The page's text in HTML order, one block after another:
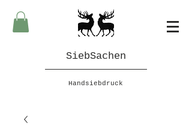
SiebSachen
Handsiebdruck